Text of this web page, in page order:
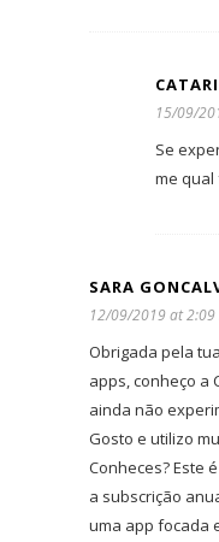
15/09/
Se
me qual
SARA
12/09/2019 at 2:09
Obrigada pela
apps, conheço a
ainda não
Gosto e utilizo
Conheces? Este
a subscrição
uma app focada